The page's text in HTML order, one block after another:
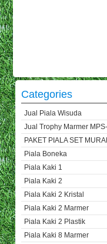
Categories
Jual Piala Wisuda
Jual Trophy Marmer
PAKET PIALA SET
Piala Boneka
Piala Kaki 1
Piala Kaki 2
Piala Kaki 2 Kristal
Piala Kaki 2 Marmer
Piala Kaki 2 Plastik
Piala Kaki 8 Marmer